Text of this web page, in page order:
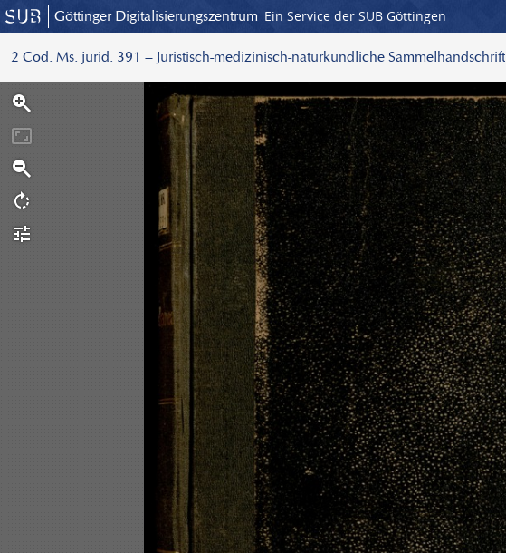
Göttinger Digitalisierungszentrum Ein Service der SUB Göttingen
2 Cod. Ms. jurid. 391 – Juristisch-medizinisch-naturkundliche Sammelhandschrift